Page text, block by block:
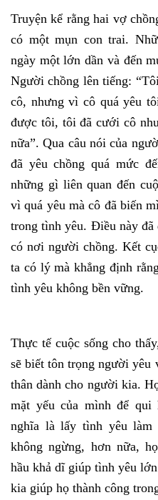
Truyện kể rằng hai vợ
có một mụn con trai.
ngày một lớn dần và đến
Người chồng lên tiếng:
cô, nhưng vì cô quá yêu
được tôi, tôi đã cưới cô
nữa”. Qua câu nói của
đã yêu chồng quá mức
những gì liên quan đến
vì quá yêu mà cô đã biến
trong tình yêu. Điều này
có nơi người chồng. Kết
ta có lý mà khẳng định
tình yêu không bền vững.
Thực tế cuộc sống cho
sẽ biết tôn trọng người yêu
thân dành cho người kia.
mặt yếu của mình để
nghĩa là lấy tình yêu
không ngừng, hơn nữa,
hầu khả dĩ giúp tình yêu
kia giúp họ thành công